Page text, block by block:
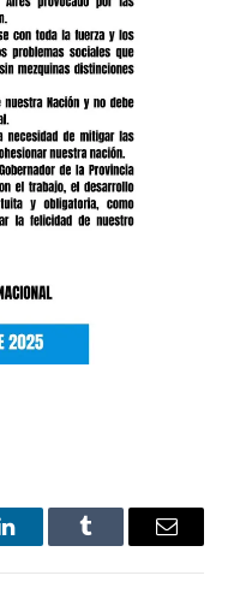
LinkedInTumblr
Correo